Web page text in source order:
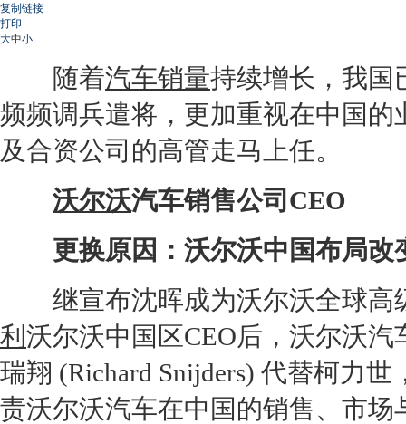
复制链接
打印
大中小
随着汽车销量持续增长，我国
频频调兵遣将，更加重视在中国
及合资公司的高管走马上任。
沃尔沃汽车销售公司CEO
更换原因： 沃尔沃中国布局改
继宣布沈晖成为沃尔沃全球高
利 沃尔沃中国区CEO后， 沃尔沃汽
瑞翔 (Richard Snijders) 代替柯力世
责沃尔沃汽车在中国的销售、市场